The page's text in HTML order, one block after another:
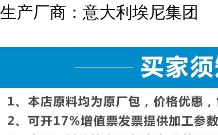
生产厂商：意大利埃尼集团